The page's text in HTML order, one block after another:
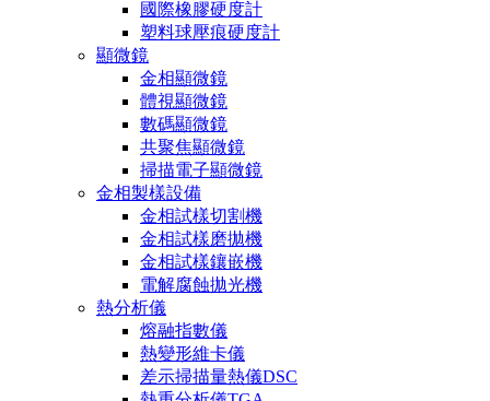
國際橡膠硬度計
塑料球壓痕硬度計
顯微鏡
金相顯微鏡
體視顯微鏡
數碼顯微鏡
共聚焦顯微鏡
掃描電子顯微鏡
金相製樣設備
金相試樣切割機
金相試樣磨拋機
金相試樣鑲嵌機
電解腐蝕拋光機
熱分析儀
熔融指數儀
熱變形維卡儀
差示掃描量熱儀DSC